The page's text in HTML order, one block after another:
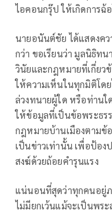
ไอคอนกรุ๊ป ให้เกิดการฉ้
นายอนันต์ชัย ได้แสดงค
กว่า ขอเรียนว่า มูลนิธิท
วินัยและกฎหมายที่เกี่ยว
ให้ความเห็นในทุกมิติโด
ล่วงทนายผู้ใด หรือท่านใ
ให้ข้อมูลที่เป็นข้อพระธร
กฎหมายบ้านเมืองตามข้
เป็นข่าวเท่านั้น เพื่อป้อ
สงฆ์ด้วยถ้อยคำรุนแรง
แน่นอนที่สุดว่าทุกคนอยู่
ไม่มียกเว้นแม้จะเป็นพร